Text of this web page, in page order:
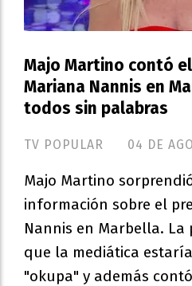
Majo Martino contó
Mariana Nannis en
todos sin palabras
TV POPULAR 04 DE
Majo Martino
información sobre el
Nannis en Marbella. La
que la mediática
"okupa" y además